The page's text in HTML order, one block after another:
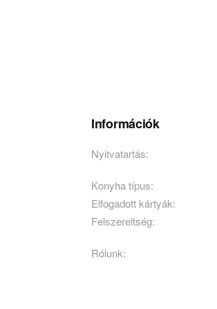
Információk
Nyitvatartás:
Konyha típus:
Elfogadott kártyák:
Felszereltség:
Rólunk: